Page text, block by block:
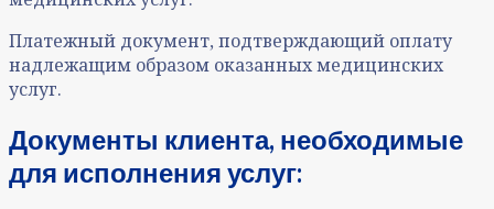
Платежный документ, подтверждающий оплату
надлежащим образом оказанных медицинских
услуг.
Документы клиента, необходимые
для исполнения услуг: